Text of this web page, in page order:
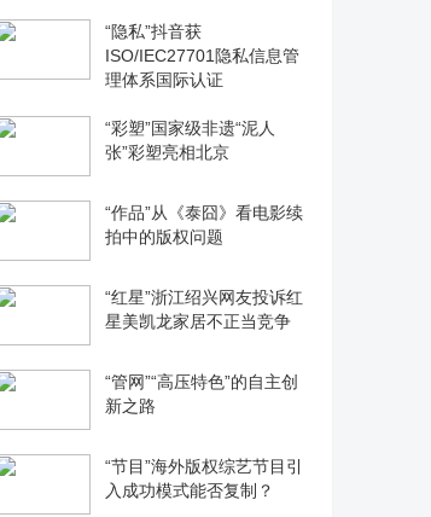
“隐私”抖音获
ISO/IEC27701隐私信息管
理体系国际认证
“彩塑”国家级非遗“泥人
张”彩塑亮相北京
“作品”从《泰囧》看电影续
拍中的版权问题
“红星”浙江绍兴网友投诉红
星美凯龙家居不正当竞争
“管网”“高压特色”的自主创
新之路
“节目”海外版权综艺节目引
入成功模式能否复制？